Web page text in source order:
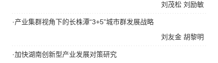
刘励敏
刘茂松
胡黎明
刘友金
·产业集群视角下的长株潭“3+5”城市群发展战略
·加快湖南创新型产业发展对策研究